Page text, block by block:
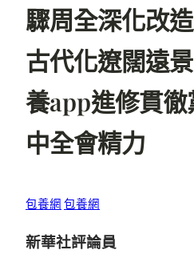
驟周全深化改
古代化遼闊遠
養app進修貫
中全會精力
包養網 包養網
新華社評論員